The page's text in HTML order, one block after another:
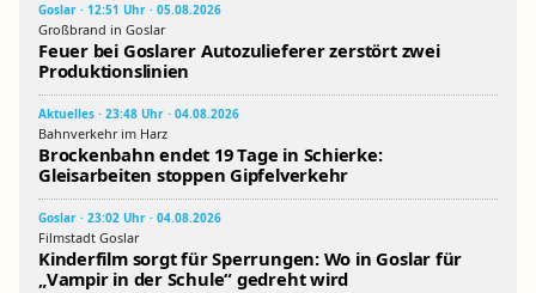
Goslar · 12:51 Uhr · 05.08.2026
Großbrand in Goslar
Feuer bei Goslarer Autozulieferer zerstört zwei
Produktionslinien
Aktuelles · 23:48 Uhr · 04.08.2026
Bahnverkehr im Harz
Brockenbahn endet 19 Tage in Schierke:
Gleisarbeiten stoppen Gipfelverkehr
Goslar · 23:02 Uhr · 04.08.2026
Filmstadt Goslar
Kinderfilm sorgt für Sperrungen: Wo in Goslar für
„Vampir in der Schule“ gedreht wird